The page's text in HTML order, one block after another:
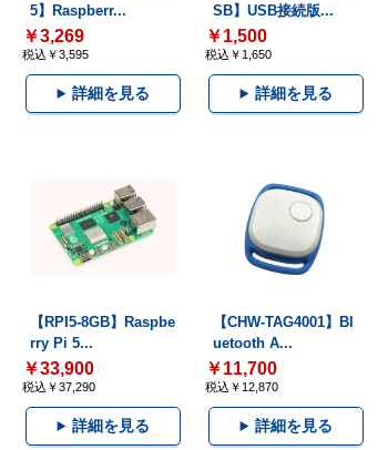
5】Raspberr...
￥3,269
税込￥3,595
詳細を見る
SB】USB接続版...
￥1,500
税込￥1,650
詳細を見る
【RPI5-8GB】Raspbe
rry Pi 5...
￥33,900
税込￥37,290
詳細を見る
【CHW-TAG4001】Bl
uetooth A...
￥11,700
税込￥12,870
詳細を見る